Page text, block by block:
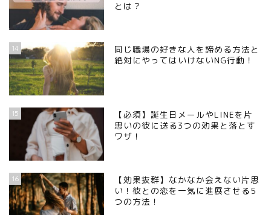
とは？
14
同じ職場の好きな人を諦める方法と
絶対にやってはいけないNG行動！
15
【必須】誕生日メールやLINEを片
思いの彼に送る3つの効果と落とす
ワザ！
16
【効果抜群】なかなか会えない片思
い！彼との恋を一気に進展させる5
つの方法！